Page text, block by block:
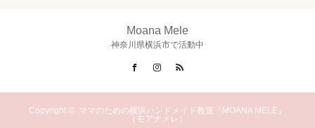
Moana Mele
神奈川県横浜市で活動中
FacebookInstagram
Copyright © ママのための横浜ハンドメイド教室『MOANA MELE』
（モアナメレ）